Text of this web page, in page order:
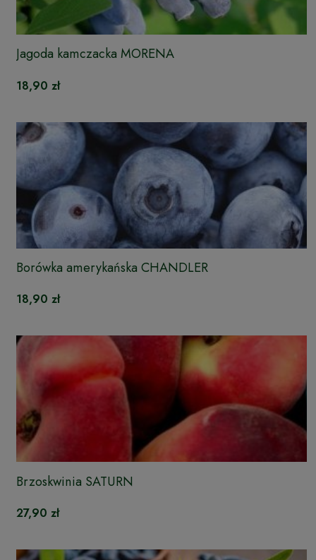
Jagoda kamczacka MORENA
18,90 zł
Borówka amerykańska CHANDLER
18,90 zł
Brzoskwinia SATURN
27,90 zł